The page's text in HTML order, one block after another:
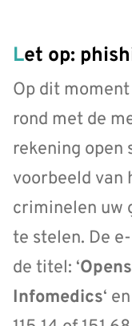
Let op:
Op dit
rond met de
rekening open
voorbeeld van
criminelen uw
te stelen. De
de titel: ‘
Infomedics‘